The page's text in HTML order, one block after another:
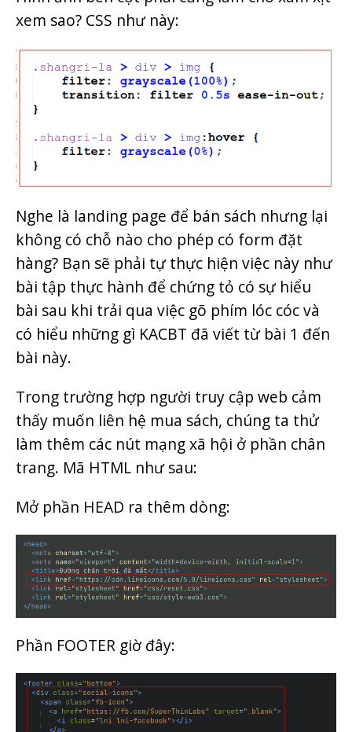
xem sao? CSS như này:
Nghe là landing page để bán sách nhưng lại
không có chỗ nào cho phép có form đặt
hàng? Bạn sẽ phải tự thực hiện việc này như
bài tập thực hành để chứng tỏ có sự hiểu
bài sau khi trải qua việc gõ phím lóc cóc và
có hiểu những gì KACBT đã viết từ bài 1 đến
bài này.
Trong trường hợp người truy cập web cảm
thấy muốn liên hệ mua sách, chúng ta thử
làm thêm các nút mạng xã hội ở phần chân
trang. Mã HTML như sau:
Mở phần HEAD ra thêm dòng:
Phần FOOTER giờ đây: